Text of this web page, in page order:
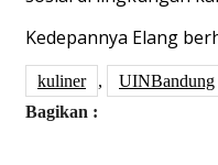
Kedepannya Elang
kuliner ,
UINBandung
Bagikan :